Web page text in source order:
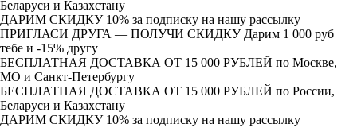
Беларуси и Казахстану
ДАРИМ СКИДКУ 10% за подписку на нашу рассылку
ПРИГЛАСИ ДРУГА — ПОЛУЧИ СКИДКУ Дарим 1 000 руб
тебе и -15% другу
БЕСПЛАТНАЯ ДОСТАВКА ОТ 15 000 РУБЛЕЙ по Москве,
МО и Санкт-Петербургу
БЕСПЛАТНАЯ ДОСТАВКА ОТ 15 000 РУБЛЕЙ по России,
Беларуси и Казахстану
ДАРИМ СКИДКУ 10% за подписку на нашу рассылку